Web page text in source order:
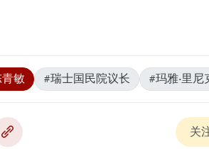
敏 #瑞士国民院议长 #玛雅·里尼
关